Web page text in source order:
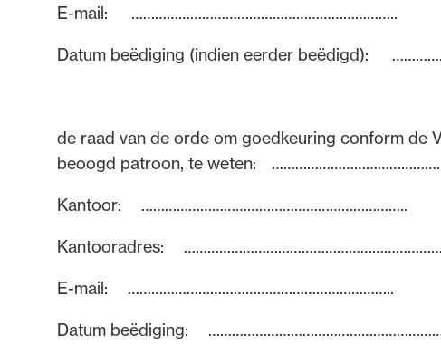
E-mail: …………………………………………………………..
Datum beëdiging (indien eerder beëdigd):
de raad van de orde om goedkeuring conform de
beoogd patroon, te weten:
Kantoor: …………………………………………………………..
Kantooradres:
E-mail: …………………………………………………………..
Datum beëdiging: